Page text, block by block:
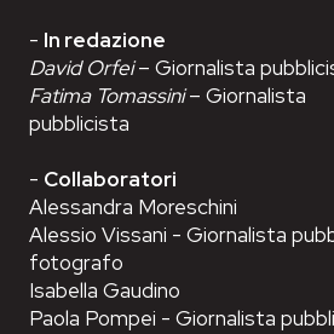
- In redazione
David Orfei– Giornalista
Fatima Tomassini– Giornalista
pubblicista
- Collaboratori
Alessandra Moreschini
Alessio Vissani - Giornalista
fotografo
Isabella Gaudino
Paola Pompei - Giornalista